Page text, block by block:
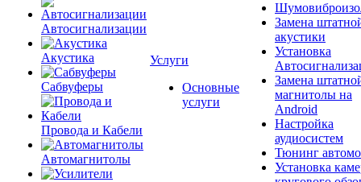
Автосигнализации
Акустика
Сабвуферы
Провода и Кабели
Автомагнитолы
Услуги
Основные
услуги
Замена
акустики
Установка
Замена
магнитолы на
Android
Настройка
аудиосистем
Тюнинг
Установка